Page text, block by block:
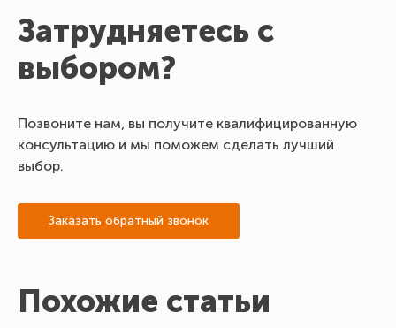
Затрудняетесь с
выбором?
Позвоните нам, вы получите квалифицированную
консультацию и мы поможем сделать лучший
выбор.
Заказать обратный звонок
Похожие статьи